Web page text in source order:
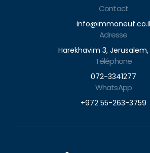
Contact
info@immoneuf.co.il
Adresse
Harekhavim 3, Jerusalem,
Téléphone
072-3341277
WhatsApp
+972 55-263-3759